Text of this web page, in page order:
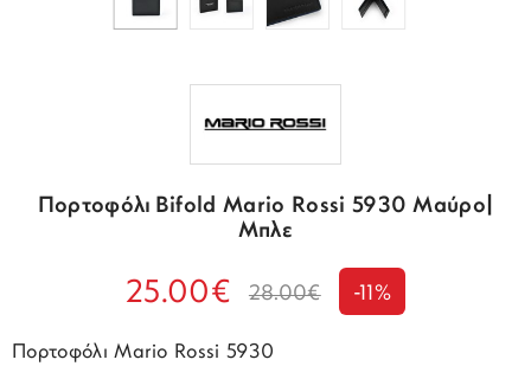
Πορτοφόλι Bifold Mario Rossi 5930 Μαύρο|
Μπλε
25.00€ 28.00€ -11%
Πορτοφόλι Mario Rossi 5930